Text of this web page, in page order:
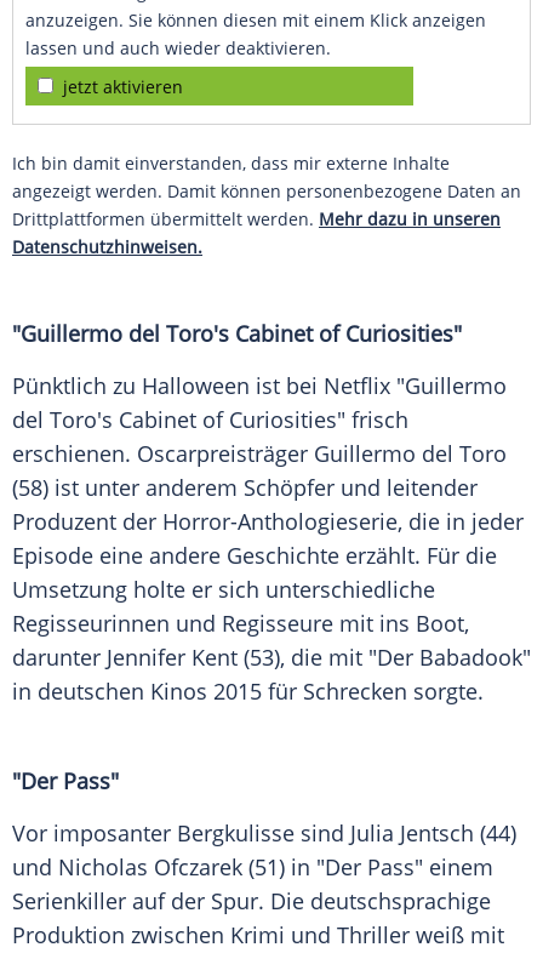
anzuzeigen. Sie können diesen mit einem Klick anzeigen
lassen und auch wieder deaktivieren.
jetzt aktivieren
Ich bin damit einverstanden, dass mir externe Inhalte
angezeigt werden. Damit können personenbezogene Daten an
Drittplattformen übermittelt werden. Mehr dazu in unseren
Datenschutzhinweisen.
"Guillermo del Toro's Cabinet of Curiosities"
Pünktlich zu Halloween ist bei Netflix "Guillermo
del Toro's Cabinet of Curiosities" frisch
erschienen. Oscarpreisträger Guillermo del Toro
(58) ist unter anderem Schöpfer und leitender
Produzent der Horror-Anthologieserie, die in jeder
Episode eine andere Geschichte erzählt. Für die
Umsetzung holte er sich unterschiedliche
Regisseurinnen und Regisseure mit ins Boot,
darunter Jennifer Kent (53), die mit "Der Babadook"
in deutschen Kinos 2015 für Schrecken sorgte.
"Der Pass"
Vor imposanter Bergkulisse sind Julia Jentsch (44)
und Nicholas Ofczarek (51) in "Der Pass" einem
Serienkiller auf der Spur. Die deutschsprachige
Produktion zwischen Krimi und Thriller weiß mit